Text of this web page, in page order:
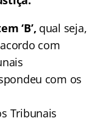
‘B’, qual seja,
com
com os
Tribunais